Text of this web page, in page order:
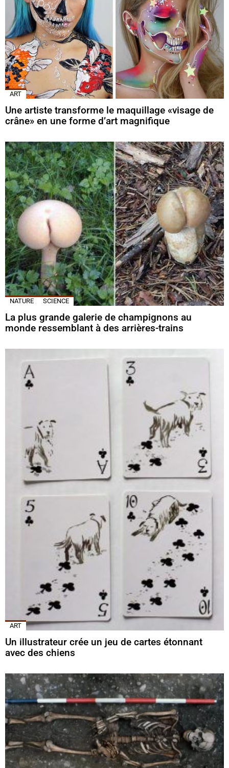
ART
Une artiste transforme le maquillage «visage de
crâne» en une forme d’art magnifique
NATURE SCIENCE
La plus grande galerie de champignons au
monde ressemblant à des arrières-trains
ART
Un illustrateur crée un jeu de cartes étonnant
avec des chiens